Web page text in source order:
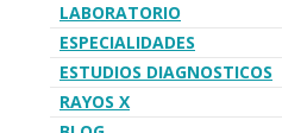
LABORATORIO
ESPECIALIDADES
ESTUDIOS DIAGNOSTICOS
RAYOS X